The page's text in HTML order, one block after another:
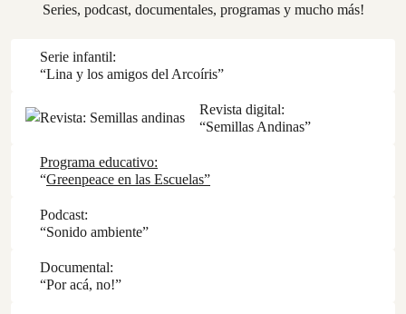
Series, podcast, documentales, programas y mucho más!
Serie infantil:
“Lina y los amigos del Arcoíris”
Revista digital:
“Semillas Andinas”
Programa educativo:
“Greenpeace en las Escuelas”
Podcast:
“Sonido ambiente”
Documental:
“Por acá, no!”